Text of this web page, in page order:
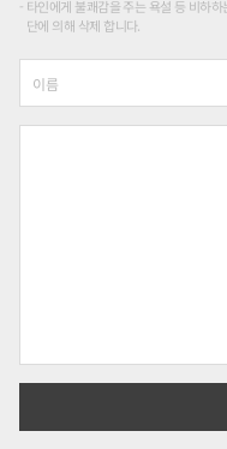
타인에게 불쾌감을 주는 욕설 등 비하
단에 의해 삭제 합니다.